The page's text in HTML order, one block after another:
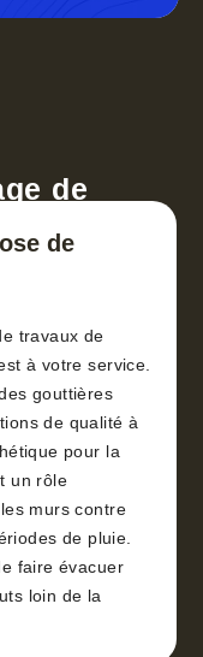
de
de
travaux de
à votre service.
gouttières
de qualité à
pour la
un rôle
murs contre
de pluie.
faire évacuer
loin de la